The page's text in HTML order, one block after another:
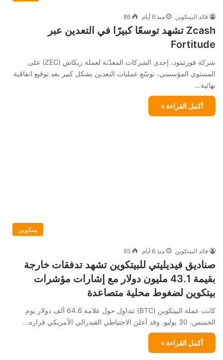
قائد البيتكوين منذ 6 أيام 86
Zcash تشهد توسعًا كبيرًا في التعدين عبر
Fortitude
شركة فورتيتود، إحدى الشركات المعدّنة لعملة زيكاش (ZEC) على
المستوى المؤسسي، توسّع عمليات التعدين بشكل كبير بعد توقيع اتفاقية
نهائية…
أكمل القراءة »
بيتكوين
قائد البيتكوين منذ 6 أيام 65
صناديق فيديليتي للبيتكوين تشهد تدفقات خارجة
بقيمة 43.1 مليون دولار مع إشارات مؤشرات
بيتكوين لضغوط محلية متصاعدة
كانت عملة البيتكوين (BTC) تتداول حول علامة 64.6 ألف دولار يوم
الخميس، 30 يوليو. وقد أعلن الاحتياطي الفيدرالي الأمريكي قراره…
أكمل القراءة »